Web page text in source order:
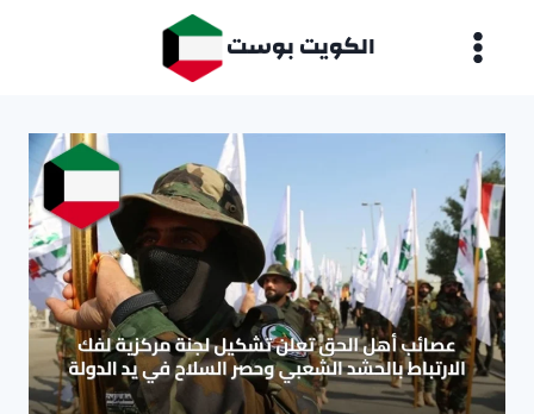
الكويت بوست